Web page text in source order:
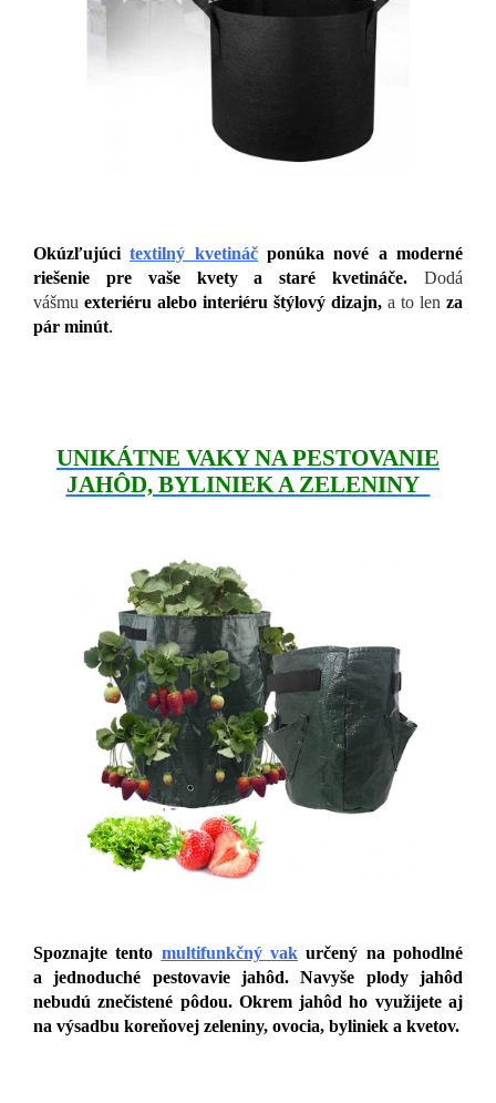
Okúzľujúci textilný kvetináč ponúka nové a moderné
riešenie pre vaše kvety a staré kvetináče. Dodá
vášmu exteriéru alebo interiéru štýlový dizajn, a to len za
pár minút.
UNIKÁTNE VAKY NA PESTOVANIE
JAHÔD, BYLINIEK A ZELENINY
Spoznajte tento multifunkčný vak určený na pohodlné
a jednoduché pestovavie jahôd. Navyše plody jahôd
nebudú znečistené pôdou. Okrem jahôd ho využijete aj
na výsadbu koreňovej zeleniny, ovocia, byliniek a kvetov.